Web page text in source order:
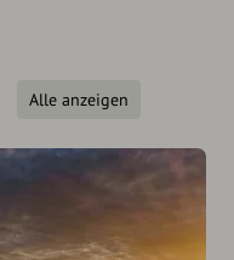
Alle anzeigen